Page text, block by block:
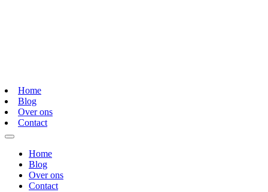
Home
Blog
Over ons
Contact
Home
Blog
Over ons
Contact